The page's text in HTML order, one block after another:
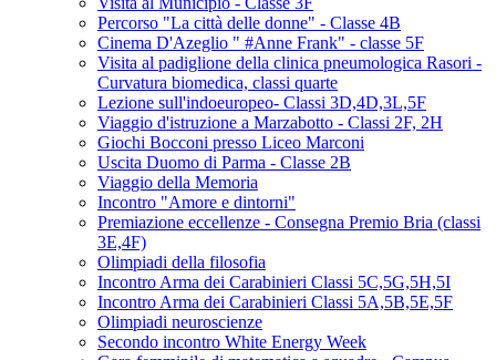
Percorso "La città delle donne" - Classe 4B
Cinema D'Azeglio " #Anne Frank" - classe 5F
Visita al padiglione della clinica pneumologica Rasori -
Curvatura biomedica, classi quarte
Lezione sull'indoeuropeo- Classi 3D,4D,3L,5F
Viaggio d'istruzione a Marzabotto - Classi 2F, 2H
Giochi Bocconi presso Liceo Marconi
Uscita Duomo di Parma - Classe 2B
Viaggio della Memoria
Incontro "Amore e dintorni"
Premiazione eccellenze - Consegna Premio Bria (classi
3E,4F)
Olimpiadi della filosofia
Incontro Arma dei Carabinieri Classi 5C,5G,5H,5I
Incontro Arma dei Carabinieri Classi 5A,5B,5E,5F
Olimpiadi neuroscienze
Secondo incontro White Energy Week